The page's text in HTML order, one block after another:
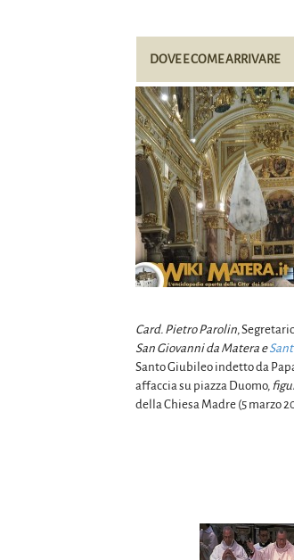
DOVE E COME ARRIVARE
Card. Pietro Parolin,
San Giovanni da Matera e
Santo Giubileo indetto da
affaccia su piazza Duomo,
della Chiesa Madre (5 marzo